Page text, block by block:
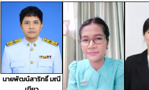
นายพัฒน์สาริทธิ์ มณี